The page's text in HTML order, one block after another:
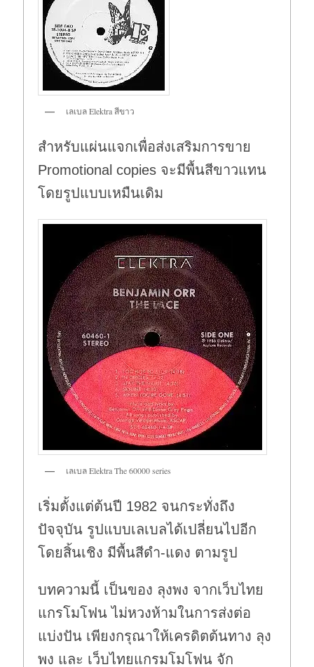
เลเบล Elektra สีขาว
สำหรับแผ่นแจกเพื่อส่งเสริมการขาย
Promotional copies จะมีพื้นสีขาวแทน
โดยรูปแบบเหมืนเดิม
เลเบล Elektra The 60000 series
เริ่มตั้งแต่ต้นปี 1982 จนกระทั่งถึง
ปัจจุบัน รูปแบบเลเบลได้เปลี่ยนไปอีก
โดยสิ้นเชิง มีพื้นสีดำ-แดง ตามรูป
บทความนี้ เป็นของ ลุงพง จากเว็บไทย
แกรโมโฟน ไม่หวงห้ามในการส่งต่อ
แบ่งปัน เพียงกรุณาให้เครดิตต้นทาง ลุง
พง และ เว็บไทยแกรมโมโฟน จัก